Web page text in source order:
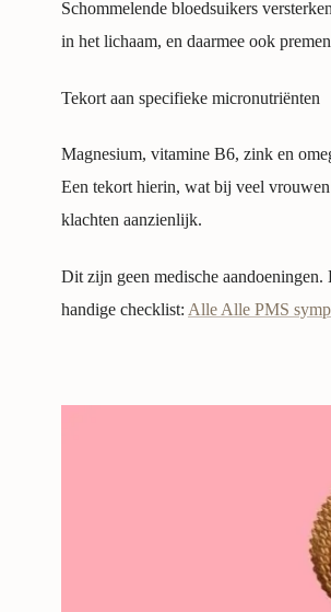
Schommelende bloedsuikers
in het lichaam, en daarmee ook
Tekort aan specifieke micronutriënten
Magnesium, vitamine B6, zink en
Een tekort hierin, wat bij veel
klachten aanzienlijk.
Dit zijn geen medische aandoeningen.
handige checklist: Alle Alle PMS